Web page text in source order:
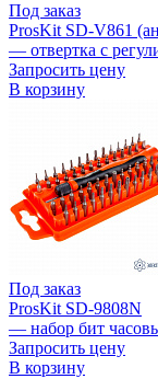
Под заказ
ProsKit SD-V861
— отвертка с
Запросить цену
В корзину
Под заказ
ProsKit SD-9808N
— набор бит
Запросить цену
В корзину